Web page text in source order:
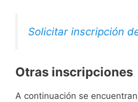
Solicitar inscripción
Otras inscripciones
A continuación se